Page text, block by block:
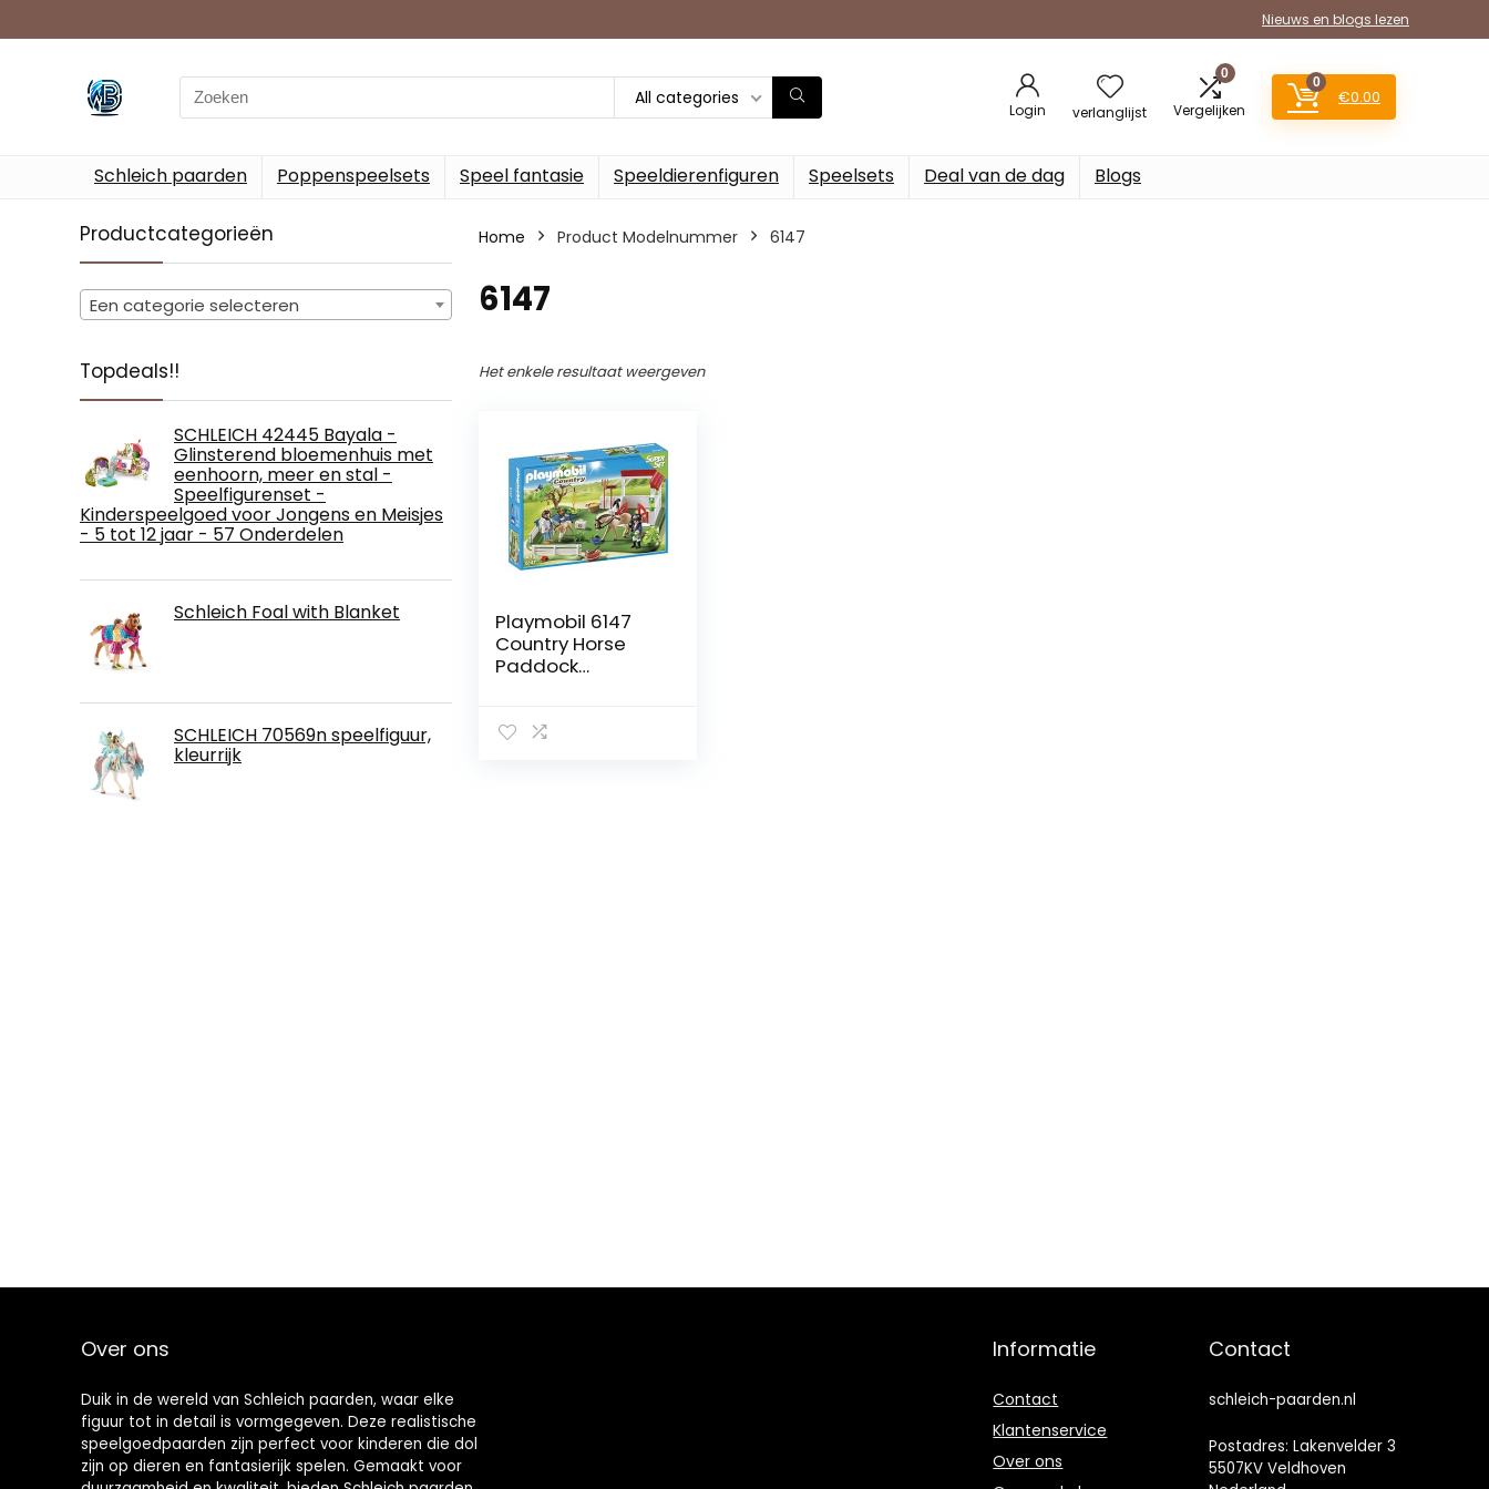
Nieuws en blogs lezen
Search
for:
All categories
Login verlanglijst
0
Vergelijken
0
€0.00
Schleich paarden Poppenspeelsets Speel fantasie Speeldierenfiguren Speelsets Deal van de dag Blogs
Productcategorieën
Een categorie selecteren
Topdeals!!
SCHLEICH 42445 Bayala -
Glinsterend bloemenhuis met
eenhoorn, meer en stal -
Speelfigurenset -
Kinderspeelgoed voor Jongens en Meisjes
- 5 tot 12 jaar - 57 Onderdelen
Schleich Foal with Blanket
SCHLEICH 70569n speelfiguur,
kleurrijk
Home Product Modelnummer ‎6147
‎6147
Het enkele resultaat weergeven
Playmobil 6147
Country Horse
Paddock
Over ons
Duik in de wereld van Schleich paarden, waar elke
figuur tot in detail is vormgegeven. Deze realistische
speelgoedpaarden zijn perfect voor kinderen die dol
zijn op dieren en fantasierijk spelen. Gemaakt voor
Informatie
Contact
Klantenservice
Over ons
Contact
schleich-paarden.nl
Postadres: Lakenvelder 3
5507KV Veldhoven